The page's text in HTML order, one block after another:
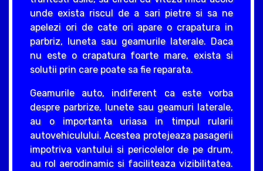
unde exista riscul de a sari pietre si sa ne
apelezi ori de cate ori apare o crapatura in
parbriz, luneta sau geamurile laterale. Daca
nu este o crapatura foarte mare, exista si
solutii prin care poate sa fie reparata.
Geamurile auto, indiferent ca este vorba
despre parbrize, lunete sau geamuri laterale,
au o importanta uriasa in timpul rularii
autovehiculului. Acestea protejeaza pasagerii
impotriva vantului si pericolelor de pe drum,
au rol aerodinamic si faciliteaza vizibilitatea.